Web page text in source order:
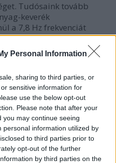
Personal Information
sharing to third parties, or
sensitive information for
use the below opt-out
Please note that after your
may continue seeing
personal information utilized by
to third parties prior to
opt-out of the further
by third parties on the
Tudósaink tovább
keverék
a 7,8 Hz frekvenciát
földet lefedő DP mezőt
téve a több különálló
hogy egy adó a
sem lenne értelme
tárolni. A későbbiekben a
DP mező kiterjeszthető az
amely így védelmet
elvén alapuló fegyverek
földönkívüli támadás